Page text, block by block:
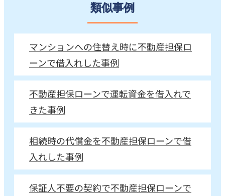
類似事例
マンションへの住替え時に不動産担保ロ
ーンで借入れした事例
不動産担保ローンで運転資金を借入れで
きた事例
相続時の代償金を不動産担保ローンで借
入れした事例
保証人不要の契約で不動産担保ローンで